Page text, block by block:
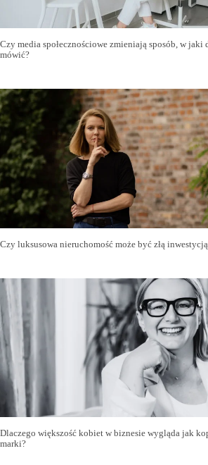
Czy media społecznościowe zmieniają sposób, w jaki
mówić?
Czy luksusowa nieruchomość może być złą
Dlaczego większość kobiet w biznesie wygląda jak
marki?